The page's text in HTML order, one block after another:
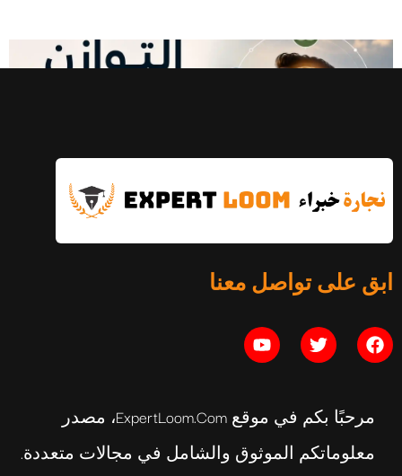
يوليو 16, 2026
ابق على تواصل معنا
مرحبًا بكم في موقع ExpertLoom.com، مصدر
معلوماتكم الموثوق والشامل في مجالات متعددة.